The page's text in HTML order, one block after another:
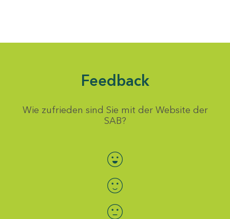
Feedback
Wie zufrieden sind Sie mit der Website der
SAB?
Bewertung auswählen